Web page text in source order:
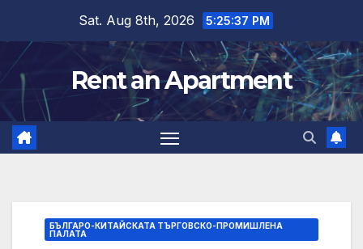
content
Sat. Aug 8th, 2026 5:25:38 PM
Rent an Apartment
БЪЛГАРО-КИТАЙСКАТА ТЪРГОВСКО-ПРОМИШЛЕНА
ПАЛАТА